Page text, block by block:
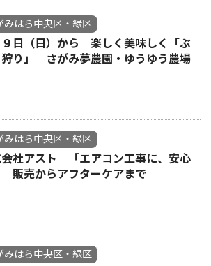
みはら中央区・緑区
９日（日）から 楽しく美味しく「ぶ
狩り」 さがみ夢農園・ゆうゆう農場
みはら中央区・緑区
社アスト 「エアコン工事に、安心
販売からアフターケアまで
みはら中央区・緑区